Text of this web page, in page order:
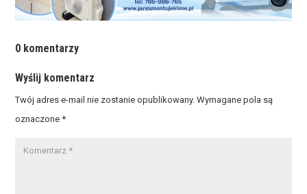
0 komentarzy
Wyślij komentarz
Twój adres e-mail nie zostanie opublikowany. Wymagane pola są
oznaczone*